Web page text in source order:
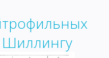
Шиллингу